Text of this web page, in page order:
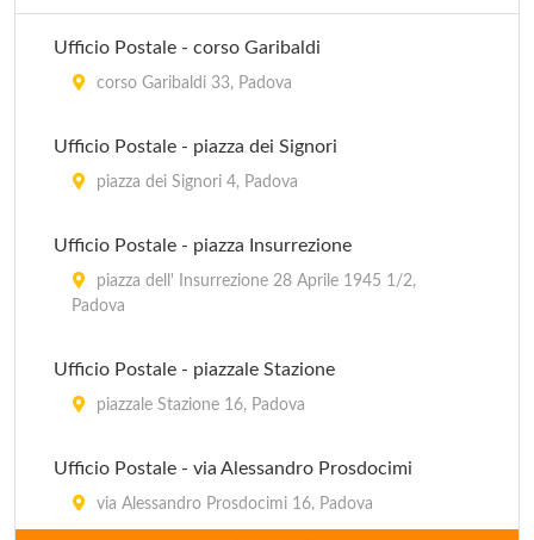
Turismo Padova Terme Euganee
Turismo Padova Terme Euganee
Turismo Padova Terme Euganee - Galleria
Ufficio Postale - corso Garibaldi
corso Garibaldi 33, Padova
Ufficio Postale - piazza dei Signori
piazza dei Signori 4, Padova
Ufficio Postale - piazza Insurrezione
piazza dell' Insurrezione 28 Aprile 1945 1/2,
Padova
Ufficio Postale - piazzale Stazione
piazzale Stazione 16, Padova
Ufficio Postale - via Alessandro Prosdocimi
via Alessandro Prosdocimi 16, Padova